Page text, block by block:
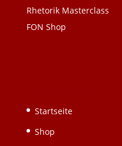
Rhetorik Masterclass
FON Shop
Startseite
Shop